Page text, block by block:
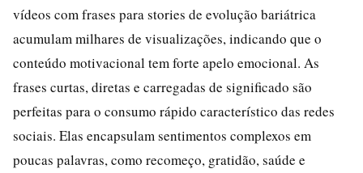
vídeos com frases para stories de evolução bariátrica
acumulam milhares de visualizações, indicando que o
conteúdo motivacional tem forte apelo emocional. As
frases curtas, diretas e carregadas de significado são
perfeitas para o consumo rápido característico das redes
sociais. Elas encapsulam sentimentos complexos em
poucas palavras, como recomeço, gratidão, saúde e